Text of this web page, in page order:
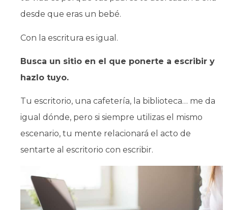
desde que eras un bebé.
Con la escritura es igual.
Busca un sitio en el que ponerte a escribir y
hazlo tuyo.
Tu escritorio, una cafetería, la biblioteca… me da
igual dónde, pero si siempre utilizas el mismo
escenario, tu mente relacionará el acto de
sentarte al escritorio con escribir.